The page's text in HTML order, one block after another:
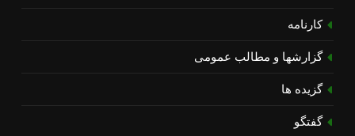
کارنامه
گزارشها و مطالب عمومی
گزیده ها
گفتگو